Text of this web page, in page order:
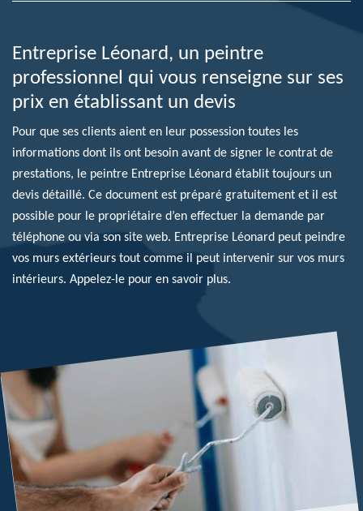
Entreprise Léonard, un peintre
professionnel qui vous renseigne sur ses
prix en établissant un devis
Pour que ses clients aient en leur possession toutes les
informations dont ils ont besoin avant de signer le contrat de
prestations, le peintre Entreprise Léonard établit toujours un
devis détaillé. Ce document est préparé gratuitement et il est
possible pour le propriétaire d’en effectuer la demande par
téléphone ou via son site web. Entreprise Léonard peut peindre
vos murs extérieurs tout comme il peut intervenir sur vos murs
intérieurs. Appelez-le pour en savoir plus.